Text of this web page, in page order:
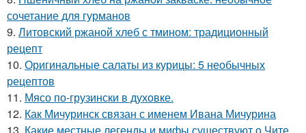
сочетание для гурманов
9. Литовский ржаной хлеб с тмином: традиционный
рецепт
10. Оригинальные салаты из курицы: 5 необычных
рецептов
11. Мясо по-грузински в духовке.
12. Как Мичуринск связан с именем Ивана Мичурина